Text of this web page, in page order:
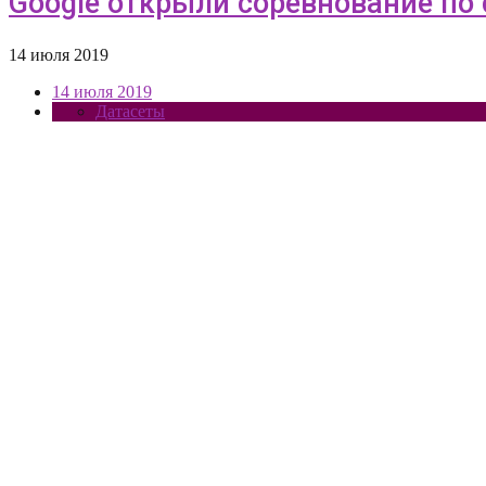
14 июля 2019
14 июля 2019
Датасеты